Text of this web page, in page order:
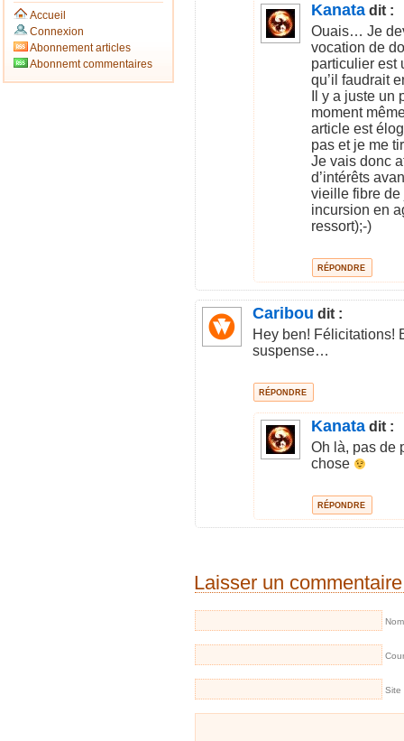
Accueil
Connexion
Abonnement articles
Abonnemt commentaires
Kanata dit :
Ouais… Je
vocation de
particulier est
qu’il faudrait
Il y a juste un
moment
article est
pas et je me
Je vais donc
d’intérêts
vieille fibre
incursion en
ressort);-)
RÉPONDRE
Caribou dit :
Hey ben! Félicitations!
suspense…
RÉPONDRE
Kanata dit :
Oh là, pas de
chose
RÉPONDRE
Laisser un commentaire
Site